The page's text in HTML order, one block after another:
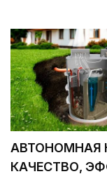
АВТОНОМНАЯ
КАЧЕСТВО,